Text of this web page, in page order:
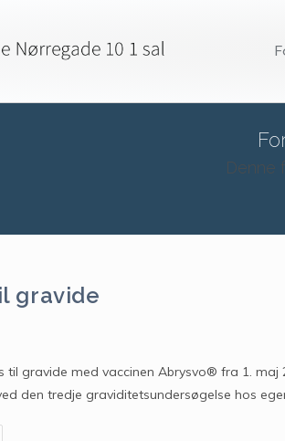
Denne
gravide
til gravide med vaccinen Abrysvo® fra 1.
den tredje graviditetsundersøgelse hos